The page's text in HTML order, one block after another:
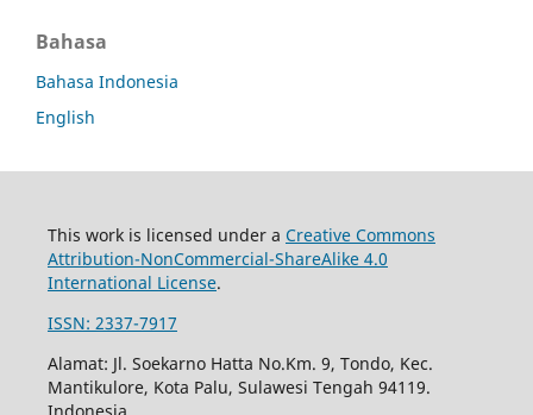
Bahasa
Bahasa Indonesia
English
This work is licensed under a Creative Commons
Attribution-NonCommercial-ShareAlike 4.0
International License.
ISSN: 2337-7917
Alamat: Jl. Soekarno Hatta No.Km. 9, Tondo, Kec.
Mantikulore, Kota Palu, Sulawesi Tengah 94119.